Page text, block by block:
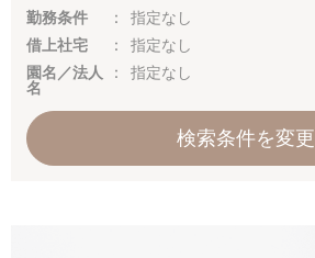
勤務条件
指定なし
借上社宅
指定なし
園名／法人
名
指定なし
検索条件を変更